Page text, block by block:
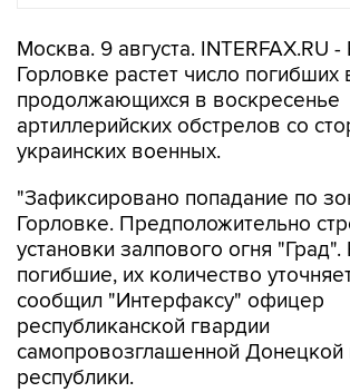
Москва. 9 августа. INTERFAX.RU
Горловке растет число погибших
продолжающихся в воскресенье
артиллерийских обстрелов со
украинских военных.
"Зафиксировано попадание по
Горловке. Предположительно
установки залпового огня "Град".
погибшие, их количество
сообщил "Интерфаксу" офицер
республиканской гвардии
самопровозглашенной Донецкой
республики.